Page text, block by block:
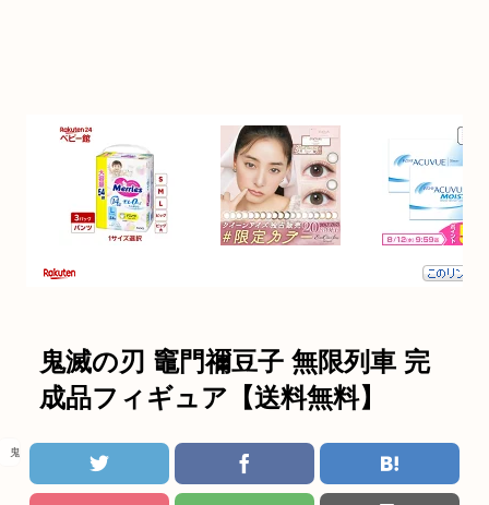
鬼滅の刃 竈門禰豆子 無限列車 完
成品フィギュア【送料無料】
鬼滅の刃